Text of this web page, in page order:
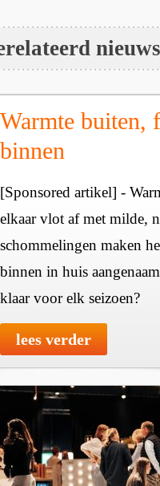
nieuws
Warmte buiten,
binnen
[Sponsored artikel] -
elkaar vlot af met milde,
schommelingen maken
binnen in huis
klaar voor elk seizoen?
lees verder